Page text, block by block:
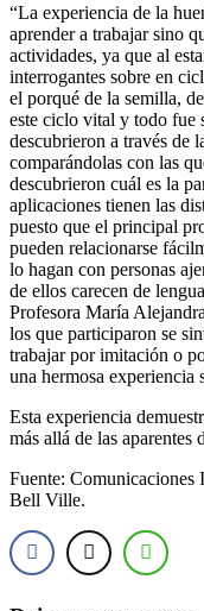
“La experiencia de la
aprender a trabajar sino
actividades, ya que al
interrogantes sobre en
el porqué de la semilla,
este ciclo vital y todo fue
descubrieron a través de
comparándolas con las
descubrieron cuál es la
aplicaciones tienen las
puesto que el principal
pueden relacionarse
lo hagan con personas
de ellos carecen de
Profesora María
los que participaron se
trabajar por imitación o
una hermosa experiencia
Esta experiencia
más allá de las aparentes
Fuente:
Bell Ville.